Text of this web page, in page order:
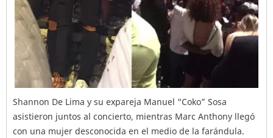
Shannon De Lima y su expareja Manuel “Coko” Sosa
asistieron juntos al concierto, mientras Marc Anthony llegó
con una mujer desconocida en el medio de la farándula.